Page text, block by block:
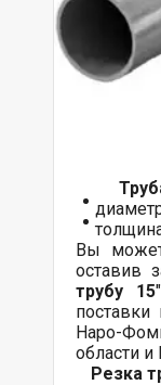
Вы
оставив
трубу 15
поставки
Наро-
области
Резка